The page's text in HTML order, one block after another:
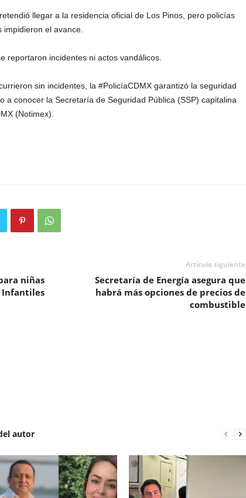
llegar a la residencia oficial de Los Pinos, pero policías
el avance.
reportaron incidentes ni actos vandálicos.
sin incidentes, la #PolicíaCDMX garantizó la seguridad
a conocer la Secretaría de Seguridad Pública (SSP) capitalina
(Notimex).
niñas
Infantiles
Artículo siguiente
Secretaría de Energía asegura que
habrá más opciones de precios de
combustible
autor